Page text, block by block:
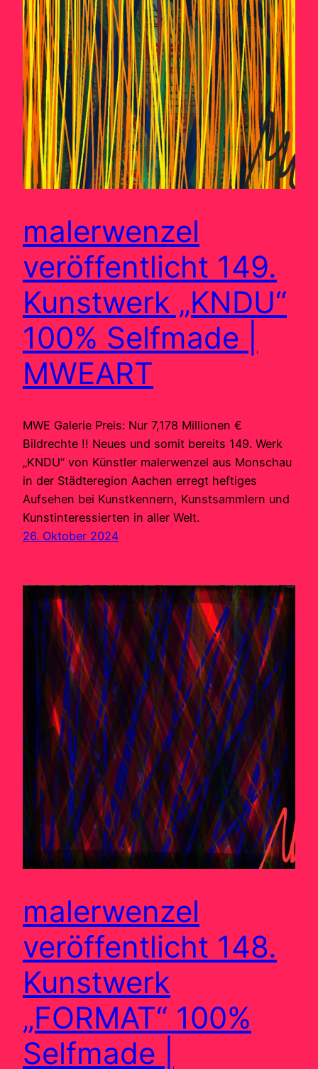
malerwenzel
veröffentlicht 149.
Kunstwerk „KNDU“
100% Selfmade |
MWEART
MWE Galerie Preis: Nur 7,178 Millionen €
Bildrechte !! Neues und somit bereits 149. Werk
„KNDU“ von Künstler malerwenzel aus Monschau
in der Städteregion Aachen erregt heftiges
Aufsehen bei Kunstkennern, Kunstsammlern und
Kunstinteressierten in aller Welt.
26. Oktober 2024
malerwenzel
veröffentlicht 148.
Kunstwerk
„FORMAT“ 100%
Selfmade |